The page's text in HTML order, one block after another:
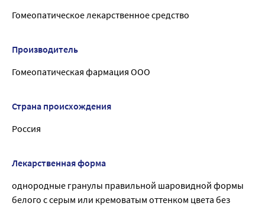
Гомеопатическое лекарственное средство
Производитель
Гомеопатическая фармация ООО
Страна происхождения
Россия
Лекарственная форма
однородные гранулы правильной шаровидной формы
белого с серым или кремоватым оттенком цвета без